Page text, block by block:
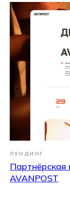
ЛЕНДИНГ
AVANPOST